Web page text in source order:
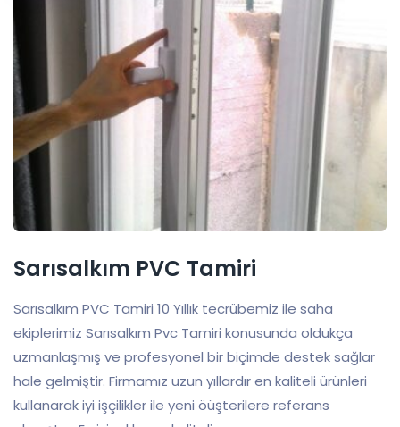
Sarısalkım PVC Tamiri
Sarısalkım PVC Tamiri 10 Yıllık tecrübemiz ile saha
ekiplerimiz Sarısalkım Pvc Tamiri konusunda oldukça
uzmanlaşmış ve profesyonel bir biçimde destek sağlar
hale gelmiştir. Firmamız uzun yıllardır en kaliteli ürünleri
kullanarak iyi işçilikler ile yeni öüşterilere referans